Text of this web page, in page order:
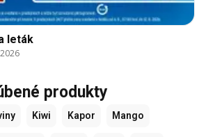
leták
produkty
Kiwi Kapor Mango